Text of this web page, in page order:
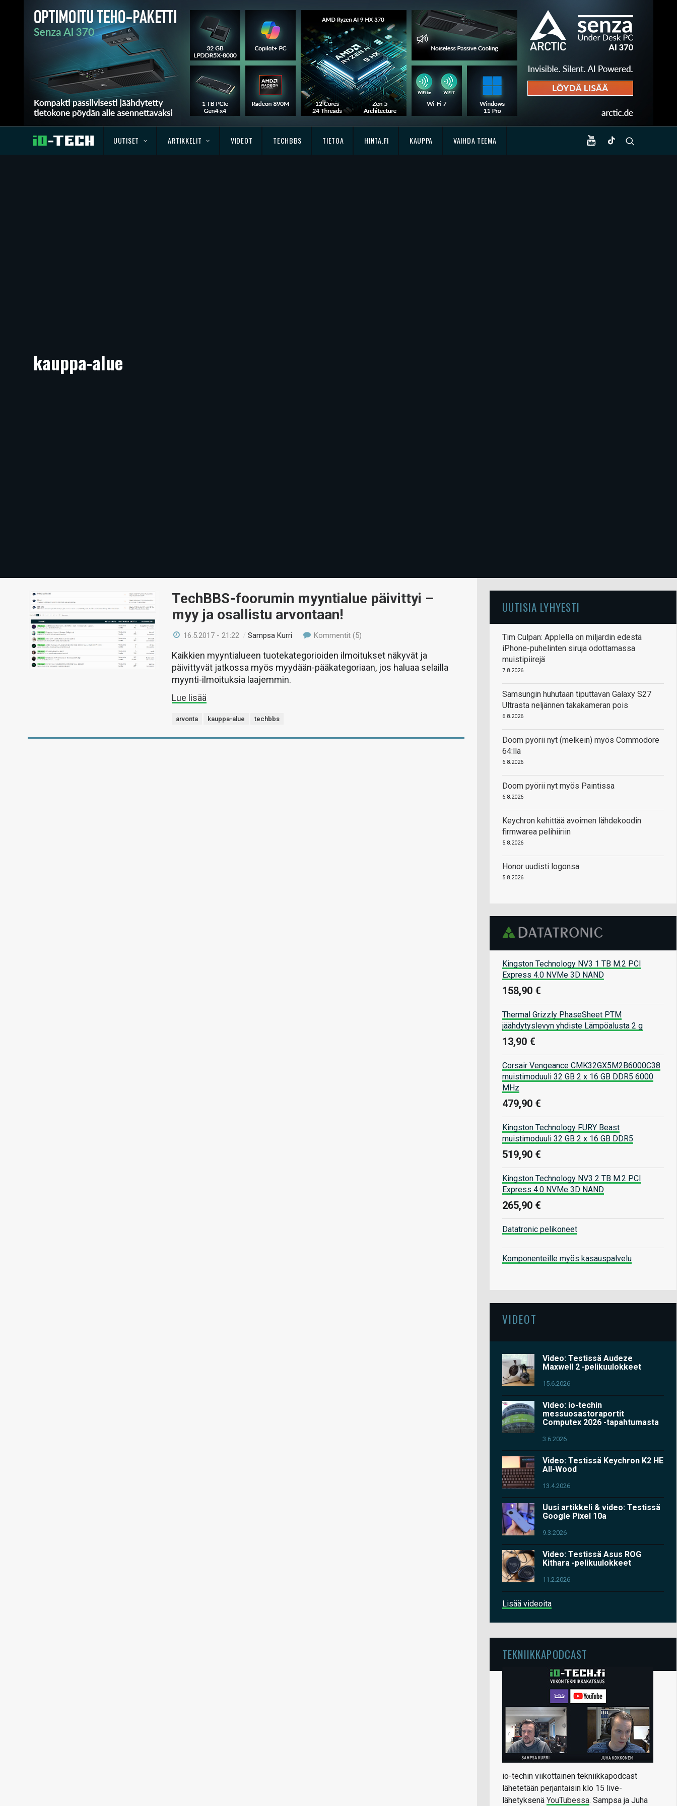
UUTISET ARTIKKELIT VIDEOT TECHBBS TIETOA HINTA.FI KAUPPA VAIHDA TEEMA
kauppa-alue
TechBBS-foorumin myyntialue päivittyi –
myy ja osallistu arvontaan!
16.5.2017 - 21:22 /Sampsa Kurri Kommentit (5)
Kaikkien myyntialueen tuotekategorioiden ilmoitukset näkyvät ja
päivittyvät jatkossa myös myydään-pääkategoriaan, jos haluaa selailla
myynti-ilmoituksia laajemmin.
Lue lisää
arvonta kauppa-alue techbbs
UUTISIA LYHYESTI
Tim Culpan: Applella on miljardin edestä
iPhone-puhelinten siruja odottamassa
muistipiirejä
7.8.2026
Samsungin huhutaan tiputtavan Galaxy S27
Ultrasta neljännen takakameran pois
6.8.2026
Doom pyörii nyt (melkein) myös Commodore
64:llä
6.8.2026
Doom pyörii nyt myös Paintissa
6.8.2026
Keychron kehittää avoimen lähdekoodin
firmwarea pelihiiriin
5.8.2026
Honor uudisti logonsa
5.8.2026
Kingston Technology NV3 1 TB M.2 PCI
Express 4.0 NVMe 3D NAND
158,90 €
Thermal Grizzly PhaseSheet PTM
jäähdytyslevyn yhdiste Lämpöalusta 2 g
13,90 €
Corsair Vengeance CMK32GX5M2B6000C38
muistimoduuli 32 GB 2 x 16 GB DDR5 6000
MHz
479,90 €
Kingston Technology FURY Beast
muistimoduuli 32 GB 2 x 16 GB DDR5
519,90 €
Kingston Technology NV3 2 TB M.2 PCI
Express 4.0 NVMe 3D NAND
265,90 €
Datatronic pelikoneet
Komponenteille myös kasauspalvelu
VIDEOT
Video: Testissä Audeze
Maxwell 2 -pelikuulokkeet
15.6.2026
Video: io-techin
messuosastoraportit
Computex 2026 -tapahtumasta
3.6.2026
Video: Testissä Keychron K2 HE
All-Wood
13.4.2026
Uusi artikkeli & video: Testissä
Google Pixel 10a
9.3.2026
Video: Testissä Asus ROG
Kithara -pelikuulokkeet
11.2.2026
Lisää videoita
TEKNIIKKAPODCAST
io-techin viikottainen tekniikkapodcast
lähetetään perjantaisin klo 15 live-
lähetyksenä YouTubessa. Sampsa ja Juha